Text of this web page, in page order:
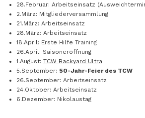
28.Februar: Arbeitseinsatz
2.März: Mitgliederversammlung
21.März: Arbeitseinsatz
28.März: Arbeitseinsatz
18.April: Erste Hilfe Training
26.April: Saisoneröffnung
1.August: TCW Backyard Ultra
5.September: 50-Jahr-Feier des TCW
26.September: Arbeitseinsatz
24.Oktober: Arbeitseinsatz
6.Dezember: Nikolaustag